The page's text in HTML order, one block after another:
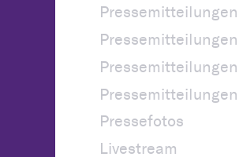
Pressefotos
Livestream